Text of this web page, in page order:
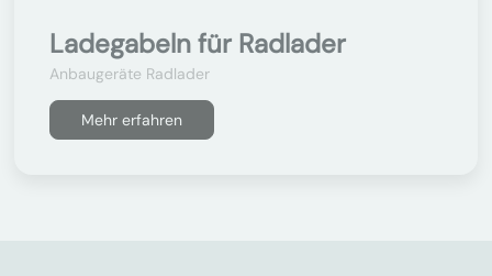
Ladegabeln für Radlader
Anbaugeräte Radlader
Mehr erfahren